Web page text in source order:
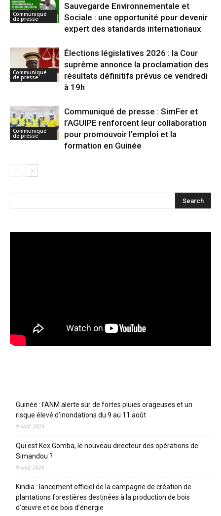
Communiqué
de presse
Sauvegarde Environnementale et
Sociale : une opportunité pour devenir
expert des standards internationaux
Communiqué
de presse
Élections législatives 2026 : la Cour
suprême annonce la proclamation des
résultats définitifs prévus ce vendredi
à 19h
Communiqué
de presse
Communiqué de presse : SimFer et
l’AGUIPE renforcent leur collaboration
pour promouvoir l’emploi et la
formation en Guinée
Guinée : l’ANM alerte sur de fortes pluies orageuses et un
risque élevé d’inondations du 9 au 11 août
9 août 2026
Qui est Kox Gomba, le nouveau directeur des opérations de
Simandou ?
9 août 2026
Kindia : lancement officiel de la campagne de création de
plantations forestières destinées à la production de bois
d’œuvre et de bois d’énergie